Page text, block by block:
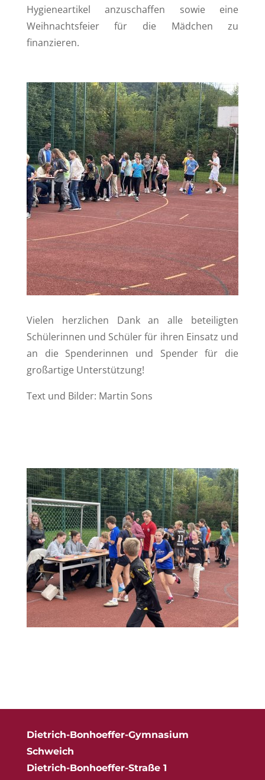
Hygieneartikel anzuschaffen sowie eine
Weihnachtsfeier für die Mädchen zu
finanzieren.
Vielen herzlichen Dank an alle beteiligten
Schülerinnen und Schüler für ihren Einsatz und
an die Spenderinnen und Spender für die
großartige Unterstützung!
Text und Bilder: Martin Sons
Dietrich-Bonhoeffer-Gymnasium
Schweich
Dietrich-Bonhoeffer-Straße 1